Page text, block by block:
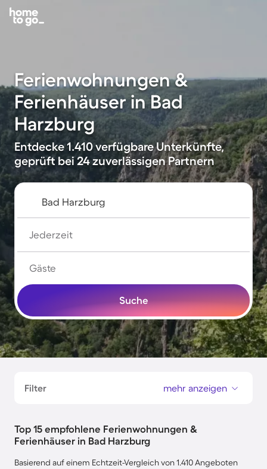
Ferienwohnungen &
Ferienhäuser in Bad
Harzburg
Entdecke 1.410 verfügbare Unterkünfte,
geprüft bei 24 zuverlässigen Partnern
Jederzeit
Gäste
Suche
Filter mehr anzeigen
Top 15 empfohlene Ferienwohnungen &
Ferienhäuser in Bad Harzburg
Basierend auf einem Echtzeit-Vergleich von 1.410 Angeboten